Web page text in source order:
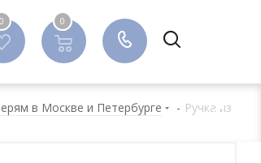
0 0
0
в Москве и Петербурге - Ручка из